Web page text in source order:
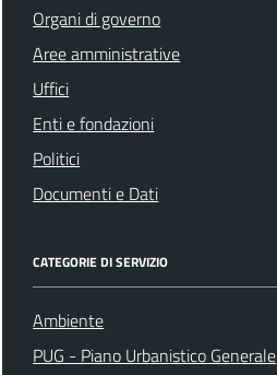
Organi di governo
Aree amministrative
Uffici
Enti e fondazioni
Politici
Documenti e Dati
CATEGORIE DI SERVIZIO
Ambiente
PUG - Piano Urbanistico Generale